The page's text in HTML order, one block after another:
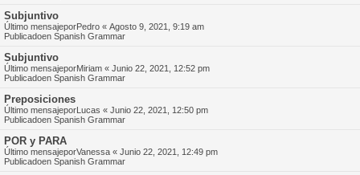
Subjuntivo
Último mensajeporPedro « Agosto 9, 2021, 9:19 am
Publicadoen Spanish Grammar
Subjuntivo
Último mensajeporMiriam « Junio 22, 2021, 12:52 pm
Publicadoen Spanish Grammar
Preposiciones
Último mensajeporLucas « Junio 22, 2021, 12:50 pm
Publicadoen Spanish Grammar
POR y PARA
Último mensajeporVanessa « Junio 22, 2021, 12:49 pm
Publicadoen Spanish Grammar